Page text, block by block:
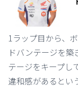
1ラップ目から、
ドバンテージを
テージをキープし
違和感があるとい